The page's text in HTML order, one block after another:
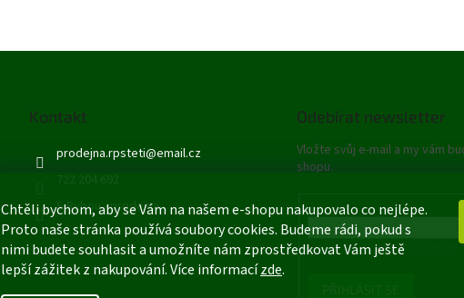
Chtěli bychom, aby se Vám na našem e-shopu nakupovalo co nejlépe.
Proto naše stránka používá soubory cookies. Budeme rádi, pokud s
nimi budete souhlasit a umožníte nám zprostředkovat Vám ještě
lepší zážitek z nakupování. Více informacízde.
Kontakt
prodejna.rpsteti@email.cz
S Rybou - prodejna
Odebírat newsletter
Vložte svůj e-mail a my vám
shopu.
E-mail
Vložením e-mailu souhlasíte